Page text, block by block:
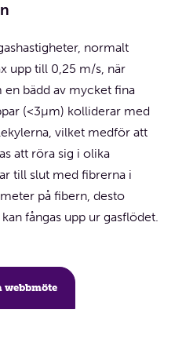
normalt
upp till 0,25 m/s, när
en bädd av mycket fina
(<3µm) kolliderar med
vilket medför att
att röra sig i olika
till slut med fibrerna i
på fibern, desto
fångas upp ur gasflödet.
webbmöte